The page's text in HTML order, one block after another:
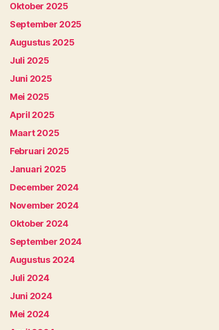
Oktober 2025
September 2025
Augustus 2025
Juli 2025
Juni 2025
Mei 2025
April 2025
Maart 2025
Februari 2025
Januari 2025
December 2024
November 2024
Oktober 2024
September 2024
Augustus 2024
Juli 2024
Juni 2024
Mei 2024